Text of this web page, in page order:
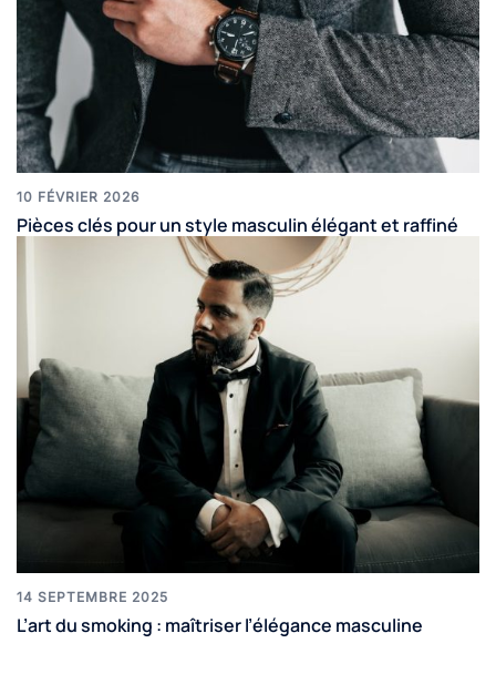
10 FÉVRIER 2026
Pièces clés pour un style masculin élégant et raffiné
14 SEPTEMBRE 2025
L’art du smoking : maîtriser l’élégance masculine